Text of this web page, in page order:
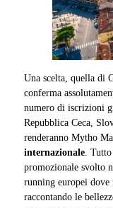
Una scelta, quella di
conferma
numero di iscrizioni
Repubblica Ceca,
renderanno Mytho
internazionale .
promozionale svolto
running europei dove
raccontando le